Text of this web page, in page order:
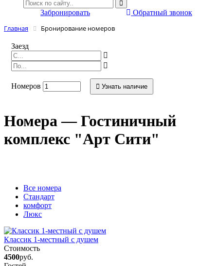
Забронировать Обратный звонок
Главная Бронирование номеров
Заезд
Номеров Узнать наличие
Номера — Гостиничный
комплекс "Арт Сити"
Вcе номера
Стандарт
комфорт
Люкс
Классик 1-местный с душем
Стоимость
4500руб.